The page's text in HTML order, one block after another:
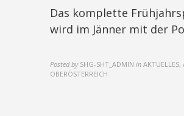
Das komplette
wird im Jänner mit der
Posted by SHG-SHT_ADMIN in AKTUELLES,
OBERÖSTERREICH